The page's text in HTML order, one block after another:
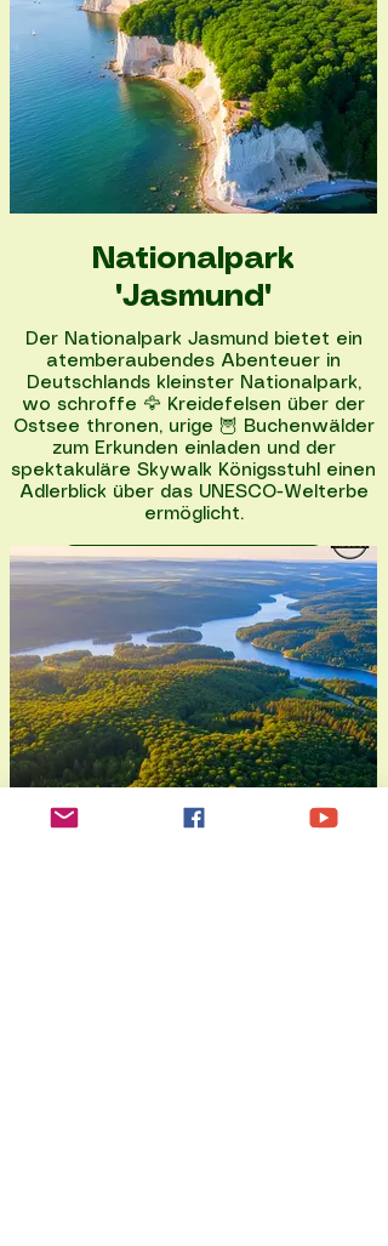
Nationalpark
"Jasmund"
Der Nationalpark Jasmund bietet ein
atemberaubendes Abenteuer in
Deutschlands kleinster Nationalpark,
wo schroffe 🦅 Kreidefelsen über der
Ostsee thronen, urige 🦉 Buchenwälder
zum Erkunden einladen und der
spektakuläre Skywalk Königsstuhl einen
Adlerblick über das UNESCO-Welterbe
ermöglicht.
Nationalpark entdecken